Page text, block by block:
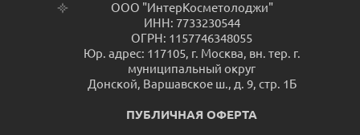
ООО "ИнтерКосметолоджи"
ИНН: 7733230544
ОГРН: 1157746348055
Юр. адрес: 117105, г. Москва, вн. тер. г.
муниципальный округ
Донской, Варшавское ш., д. 9, стр. 1Б
ПУБЛИЧНАЯ ОФЕРТА